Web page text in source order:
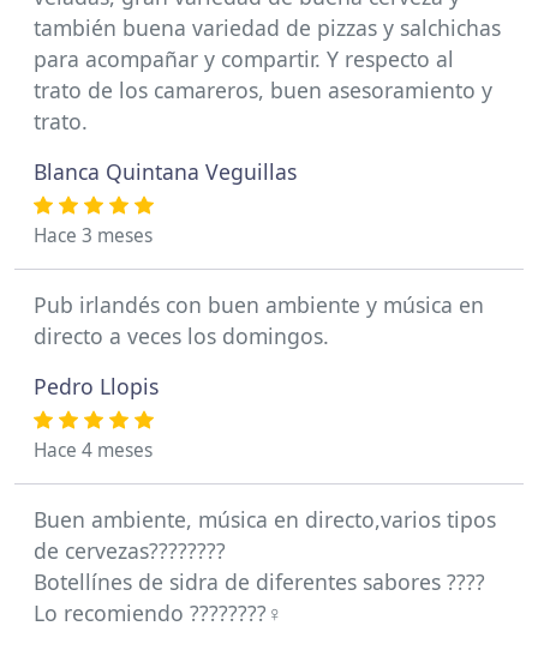
también buena variedad de pizzas y salchichas
para acompañar y compartir. Y respecto al
trato de los camareros, buen asesoramiento y
trato.
Blanca Quintana Veguillas
Hace 3 meses
Pub irlandés con buen ambiente y música en
directo a veces los domingos.
Pedro Llopis
Hace 4 meses
Buen ambiente, música en directo,varios tipos
de cervezas????????
Botellínes de sidra de diferentes sabores ????
Lo recomiendo ????????‍♀️